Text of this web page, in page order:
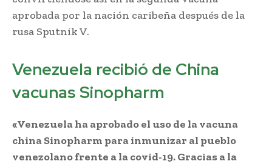
aprobada por la nación caribeña después de la
rusa Sputnik V.
Venezuela recibió de China
vacunas Sinopharm
«Venezuela ha aprobado el uso de la vacuna
china Sinopharm para inmunizar al pueblo
venezolano frente a la covid-19. Gracias a la